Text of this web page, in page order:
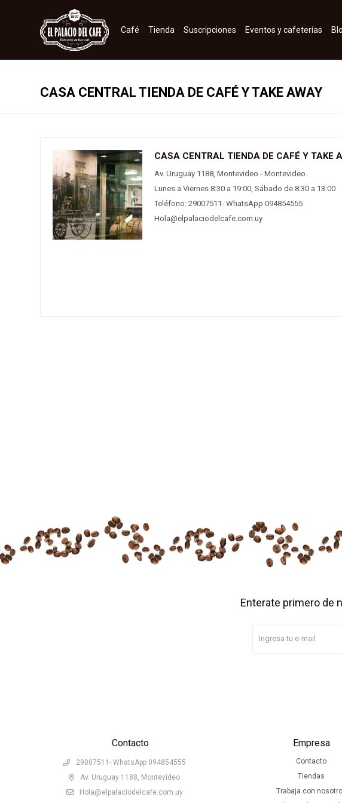
Café Tienda Suscripciones Eventos y cafeterías
CASA CENTRAL TIENDA DE CAFÉ Y TAKE AWAY
CASA CENTRAL TIENDA DE CAFÉ Y TAKE
Av. Uruguay 1188, Montevideo - Montevideo.
Lunes a Viernes 8:30 a 19:00, Sábado de 8:30 a 13:00
Teléfono: 29007511- WhatsApp 094854555
Hola@elpalaciodelcafe.com.uy
Contacto
29007511- WhatsApp 094854555
Av. Uruguay 1188, Montevideo
Hola@elpalaciodelcafe.com.uy
Empresa
Contacto
Tiendas
Trabaja con
Enterate primero de